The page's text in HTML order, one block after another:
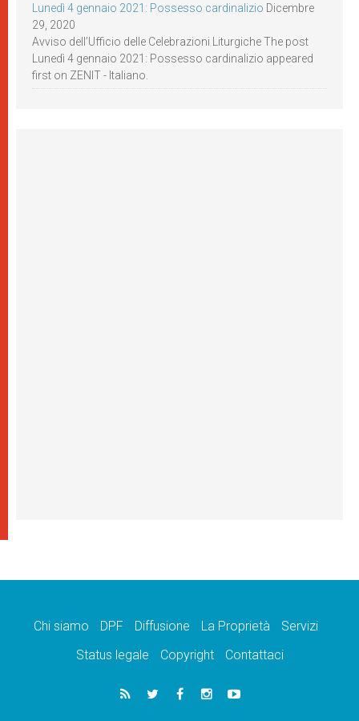
Lunedì 4 gennaio 2021: Possesso cardinalizio Dicembre
29, 2020
Avviso dell’Ufficio delle Celebrazioni Liturgiche The post
Lunedì 4 gennaio 2021: Possesso cardinalizio appeared
first on ZENIT - Italiano.
Chi siamo DPF Diffusione La Proprietà
Servizi
Status legale
Copyright Contattaci